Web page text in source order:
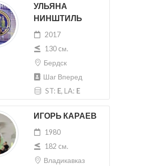
УЛЬЯНА
НИНШТИЛЬ
2017
130 cм.
Бердск
Шаг Вперед
ST: E, LA: E
ИГОРЬ КАРАЕВ
1980
182 cм.
Владикавказ